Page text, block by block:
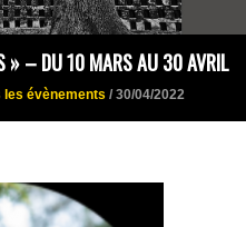
» – DU 10 MARS AU 30 AVRIL
les évènements / 30/04/2022